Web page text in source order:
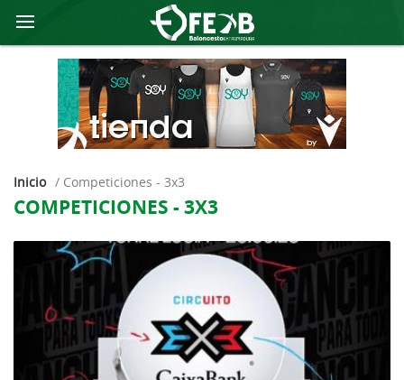
Inicio / competiciones - 3x3
COMPETICIONES - 3X3